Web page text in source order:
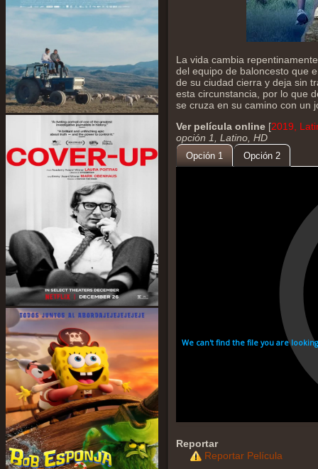
La vida cambia
del equipo de baloncesto que
de su ciudad cierra y deja sin
esta circunstancia, por lo que
se cruza en su camino con un
Ver película online [2019,
opción 1, Latino, HD
Opción 1 Opción 2
Reportar
Reportar Película